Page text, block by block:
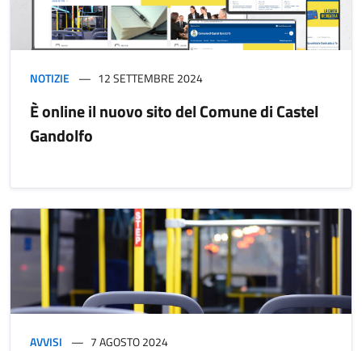
NOTIZIE 12 SETTEMBRE 2024
È online il nuovo sito del Comune di Castel
Gandolfo
AVVISI 7 AGOSTO 2024